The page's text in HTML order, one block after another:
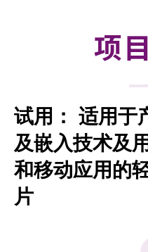
征求研发项目计
项目伙伴
活动及消息
项
试用： 适用于
及嵌入技术及
和移动应用的
片